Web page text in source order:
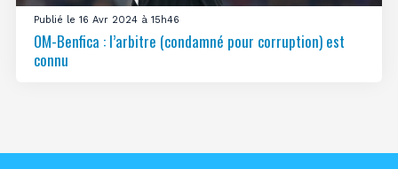
Publié le 16 Avr 2024 à 15h46
OM-Benfica : l’arbitre (condamné pour corruption) est
connu